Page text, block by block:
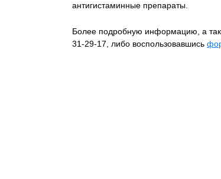
антигистаминные препараты.
Более подробную информацию, а
31-29-17, либо воспользовавшись